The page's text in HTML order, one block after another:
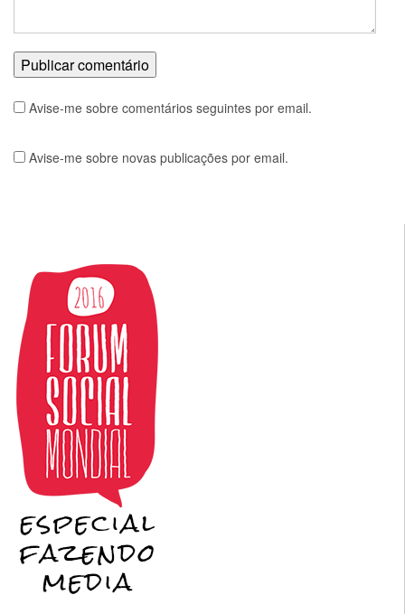
Avise-me sobre comentários seguintes por email.
Avise-me sobre novas publicações por email.